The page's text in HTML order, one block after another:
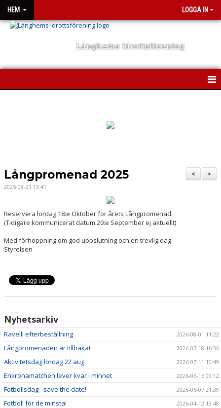
HEM LOGGA IN
Länghems Idrottsförening
KONTAKT
MATCHSCHEMA
DOKUMENT
>
<
Långpromenad 2025
2025-08-21 13:41
Reservera lördag 18:e Oktober för årets Långpromenad.
(Tidigare kommunicerat datum 20:e September ej aktuellt)
Med förhoppning om god uppslutning och en trevlig dag
Styrelsen
Nyhetsarkiv
Ravelli efterbeställning 2026-08-01 11:22
Långpromenaden är tillbaka! 2026-07-18 16:36
Aktivitetsdag lördag 22 aug 2026-07-11 10:49
Enkronamatchen lever kvar i minnet 2026-06-15 09:12
Fotbollsdag - save the date! 2026-06-07 21:39
Fotboll för de minsta! 2026-04-12 13:48